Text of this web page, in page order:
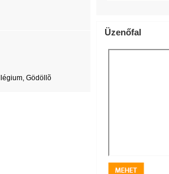
Gödöllõ
Üzenőfal